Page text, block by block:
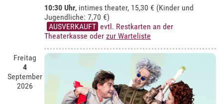
10:30 Uhr, intimes theater, 15,30 € (Kinder und
Jugendliche: 7,70 €)
AUSVERKAUFT evtl. Restkarten an der
Theaterkasse oderzur Warteliste
Freitag
4
September
2026